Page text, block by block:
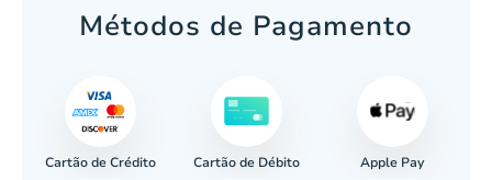
Métodos de Pagamento
Cartão de Crédito Cartão de Débito Apple Pay